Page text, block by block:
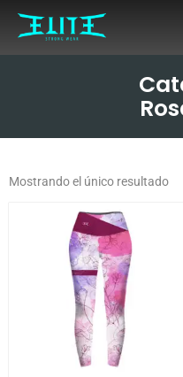
Mostrando el único resultado